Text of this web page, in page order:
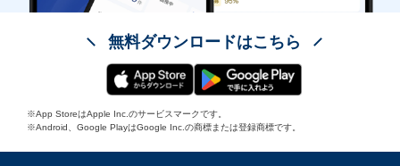
無料ダウンロードはこちら
※App StoreはApple Inc.のサービスマークです。
※Android、Google PlayはGoogle Inc.の商標または登録商標です。